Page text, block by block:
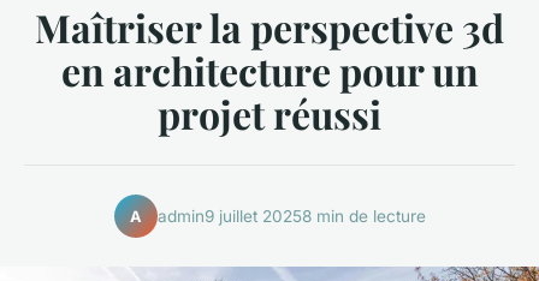
Maîtriser la perspective 3d
en architecture pour un
projet réussi
A admin9 juillet 20258 min de lecture